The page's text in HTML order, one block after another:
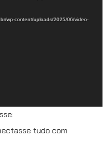
wp-content/uploads/2025/06/video-
tudo com